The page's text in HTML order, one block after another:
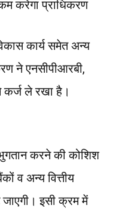
करेगा प्राधिकरण
कार्य समेत अन्य
ने एनसीपीआरबी,
कर्ज ले रखा है।
करने की कोशिश
व अन्य वित्तीय
इसी क्रम में